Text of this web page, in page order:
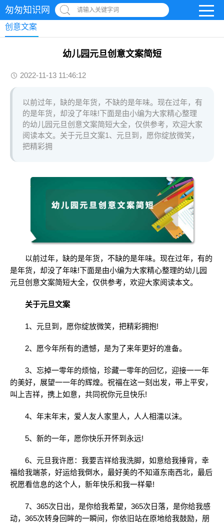
匆匆知识网 请输入关键字词
创意文案
幼儿园元旦创意文案简短
2022-11-13 11:46:12
以前过年，缺的是年货，不缺的是年味。现在过年，有
的是年货，却没了年味!下面是由小编为大家精心整理
的幼儿园元旦创意文案简短大全，仅供参考，欢迎大家
阅读本文。关于元旦文案1、元旦到，愿你绽放微笑，
把精彩拥
以前过年，缺的是年货，不缺的是年味。现在过年，有的
是年货，却没了年味!下面是由小编为大家精心整理的幼儿园
元旦创意文案简短大全，仅供参考，欢迎大家阅读本文。
关于元旦文案
1、元旦到，愿你绽放微笑，把精彩拥抱!
2、愿今年所有的遗憾，是为了来年更好的准备。
3、忘掉一零年的烦恼，珍藏一零年的回忆，迎接一一年
的美好，展望一一年的辉煌。祝福在这一刻出发，带上平安，
叫上吉祥，携上如意，共同祝你元旦快乐!
4、年末年末，爱人友人家里人，人人相濡以沫。
5、新的一年，愿你快乐开怀到永远!
6、元旦我许愿：我要吉祥给我洗脚，如意给我捶背，幸
福给我端茶，好运给我倒水，最好美的不知道东南西北，最后
祝愿看信息的这个人，新年快乐和我一样晕!
7、365次日出，是你给我希望，365次日落，是你给我感
动，365次转身回眸的一瞬间，你依旧站在原地给我鼓励，朋